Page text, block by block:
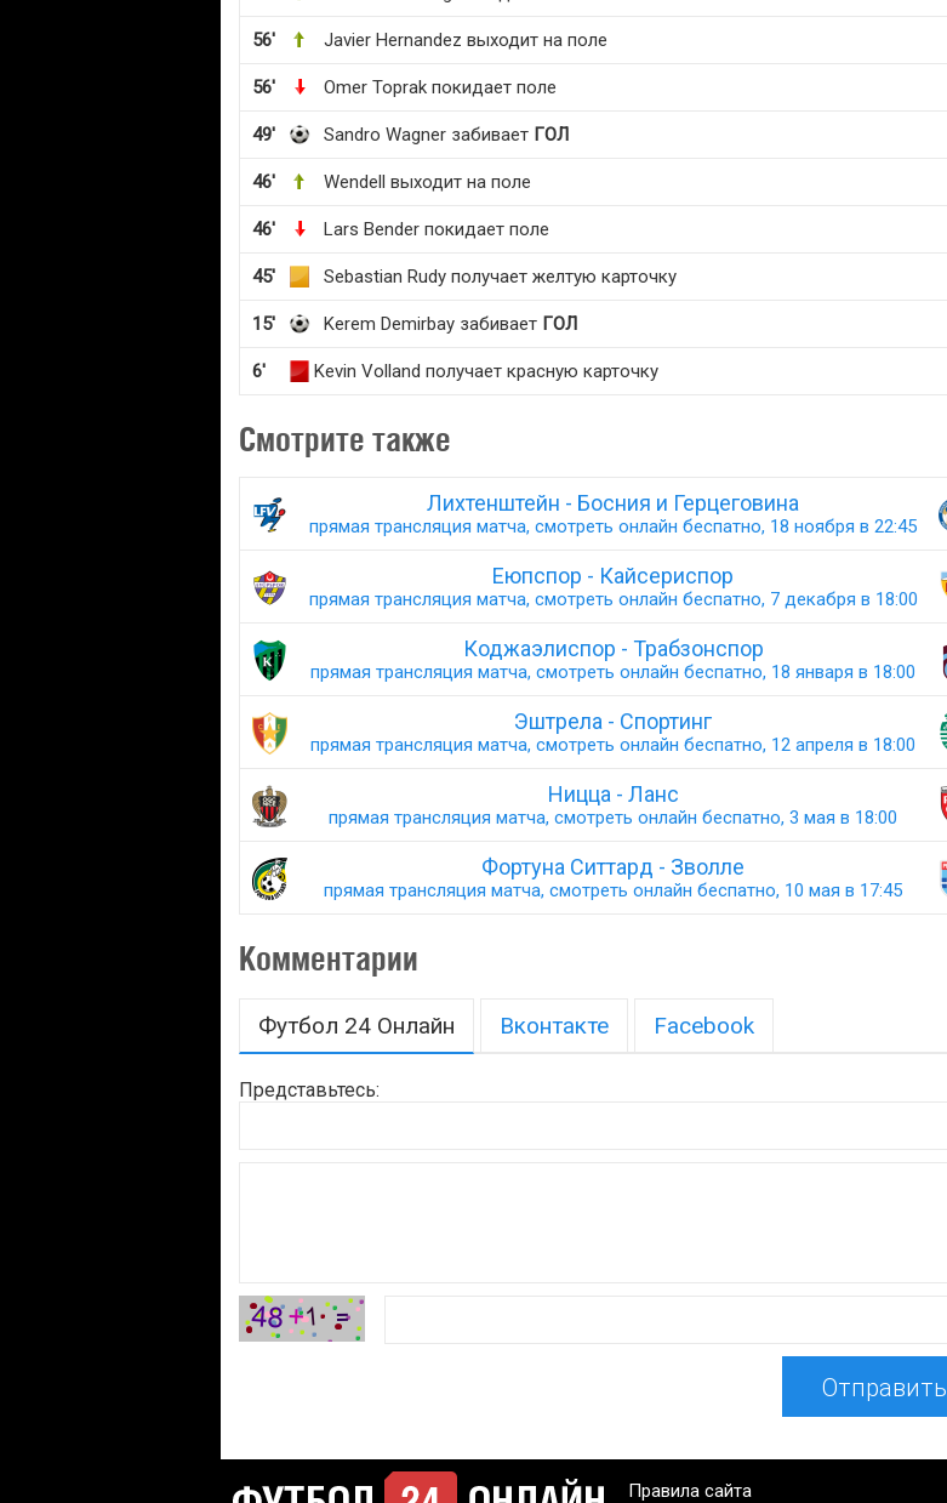
56' Javier Hernandez выходит на поле
56' Omer Toprak покидает поле
49' Sandro Wagner забивает ГОЛ
46' Wendell выходит на поле
46' Lars Bender покидает поле
45' Sebastian Rudy получает желтую карточку
15' Kerem Demirbay забивает ГОЛ
6' Kevin Volland получает красную карточку
Смотрите также
Лихтенштейн - Босния и Герцеговина
прямая трансляция матча, смотреть онлайн беспатно, 18 ноября в 22:45
Еюпспор - Кайсериспор
прямая трансляция матча, смотреть онлайн беспатно, 7 декабря в 18:00
Коджаэлиспор - Трабзонспор
прямая трансляция матча, смотреть онлайн беспатно, 18 января в 18:00
Эштрела - Спортинг
прямая трансляция матча, смотреть онлайн беспатно, 12 апреля в 18:00
Ницца - Ланс
прямая трансляция матча, смотреть онлайн беспатно, 3 мая в 18:00
Фортуна Ситтард - Зволле
прямая трансляция матча, смотреть онлайн беспатно, 10 мая в 17:45
Комментарии
Футбол 24 Онлайн Вконтакте Facebook
Представьтесь:
Отправить
Правила сайта